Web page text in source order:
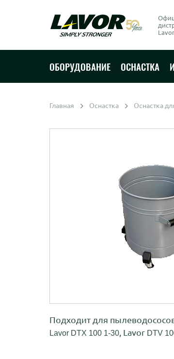
ОБОРУДОВАНИЕ ОСНАСТКА
Главная Оснастка Оснастка
Подходит для
Lavor DTX 100 1-30, Lavor DTV